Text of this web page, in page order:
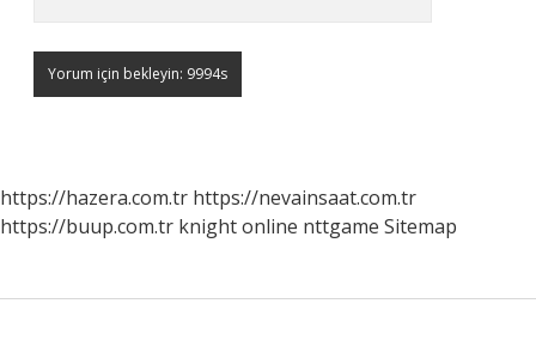
https://hazera.com.tr https://nevainsaat.com.tr
https://buup.com.tr knight online nttgame Sitemap